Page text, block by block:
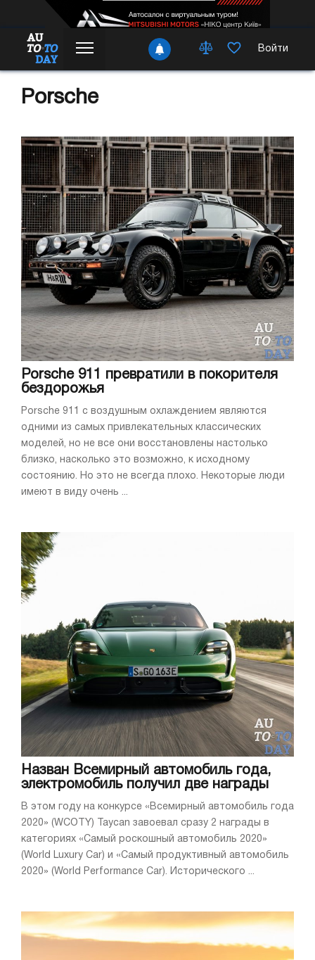
Войти
Porsche
Porsche 911 превратили в покорителя
бездорожья
Porsche 911 с воздушным охлаждением являются
одними из самых привлекательных классических
моделей, но не все они восстановлены настолько
близко, насколько это возможно, к исходному
состоянию. Но это не всегда плохо. Некоторые люди
имеют в виду очень ...
Назван Всемирный автомобиль года,
электромобиль получил две награды
В этом году на конкурсе «Всемирный автомобиль года
2020» (WCOTY) Taycan завоевал сразу 2 награды в
категориях «Самый роскошный автомобиль 2020»
(World Luxury Car) и «Самый продуктивный автомобиль
2020» (World Performance Car). Исторического ...